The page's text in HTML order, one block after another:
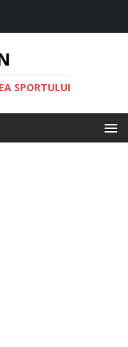
SPORTULUI